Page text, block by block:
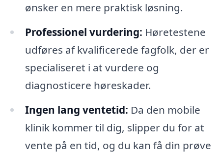
ønsker en mere praktisk løsning.
Professionel vurdering: Høretestene
udføres af kvalificerede fagfolk, der er
specialiseret i at vurdere og
diagnosticere høreskader.
Ingen lang ventetid: Da den mobile
klinik kommer til dig, slipper du for at
vente på en tid, og du kan få din prøve